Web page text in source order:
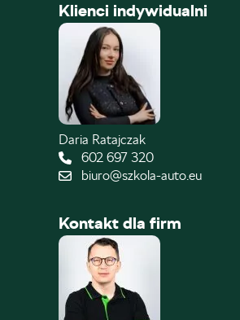
Klienci indywidualni
Daria Ratajczak
602 697 320
biuro@szkola-auto.eu
Kontakt dla firm